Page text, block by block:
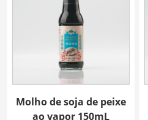
Molho de soja de peixe
ao vapor 150mL